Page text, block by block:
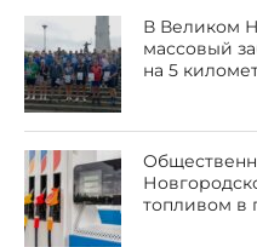
В Великом
массовый
на 5
топливом в